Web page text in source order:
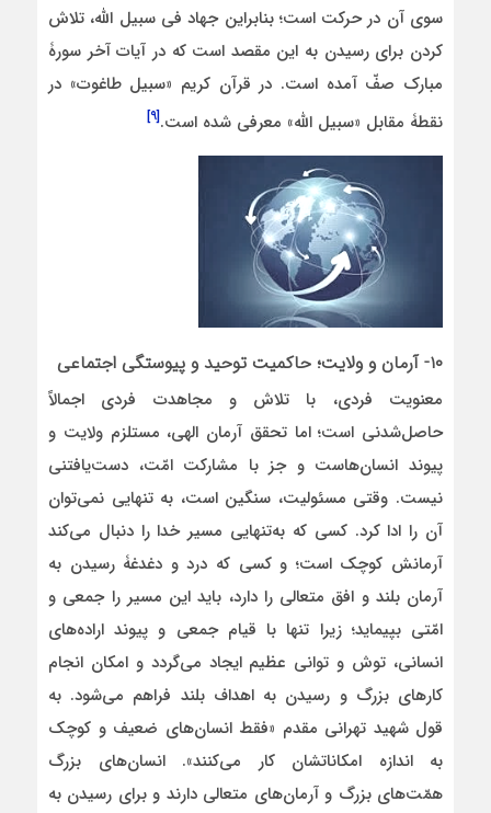
سوی آن در حرکت است؛ بنابراین جهاد فی سبیل الله، تلاش
کردن برای رسیدن به این مقصد است که در آیات آخر سورۀ
مبارک صفّ آمده است. در قرآن کریم «سبیل طاغوت» در
نقطۀ مقابل «سبیل الله» معرفی شده است.[۹]
۱۰- آرمان و ولایت؛ حاکمیت توحید و پیوستگی اجتماعی
معنویت فردی، با تلاش و مجاهدت فردی اجمالاً
حاصل‌شدنی است؛ اما تحقق آرمان الهی، مستلزم ولایت و
پیوند انسان‌هاست و جز با مشارکت امّت، دست‌یافتنی
نیست. وقتی مسئولیت، سنگین است، به تنهایی نمی‌توان
آن را ادا کرد. کسی که به‌تنهایی مسیر خدا را دنبال می‌کند
آرمانش کوچک است؛ و کسی که درد و دغدغۀ رسیدن به
آرمان بلند و افق متعالی را دارد، باید این مسیر را جمعی و
امّتی بپیماید؛ زیرا تنها با قیام جمعی و پیوند اراده‌های
انسانی، توش و توانی عظیم ایجاد می‌گردد و امکان انجام
کارهای بزرگ و رسیدن به اهداف بلند فراهم می‌شود. به
قول شهید تهرانی مقدم «فقط انسان‌های ضعیف و کوچک
به اندازه امکاناتشان کار می‌کنند». انسان‌های بزرگ
همّت‌های بزرگ و آرمان‌های متعالی دارند و برای رسیدن به